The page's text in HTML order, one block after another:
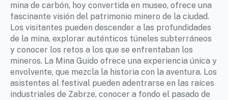
mina de carbón, hoy convertida en museo, ofrece una
fascinante visión del patrimonio minero de la ciudad.
Los visitantes pueden descender a las profundidades
de la mina, explorar auténticos túneles subterráneos
y conocer los retos a los que se enfrentaban los
mineros. La Mina Guido ofrece una experiencia única y
envolvente, que mezcla la historia con la aventura. Los
asistentes al festival pueden adentrarse en las raíces
industriales de Zabrze, conocer a fondo el pasado de